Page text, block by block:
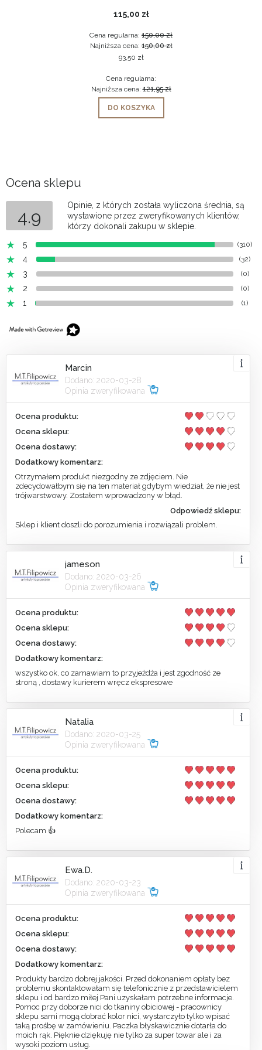
115,00 zł
Cena regularna: 150,00 zł
Najniższa cena:150,00 zł
93,50 zł
Cena regularna:
Najniższa cena:121,95 zł
DO KOSZYKA
Ocena sklepu
4.9
Opinie, z których została wyliczona średnia, są
wystawione przez zweryfikowanych klientów,
którzy dokonali zakupu w sklepie.
5
(310)
4 (32)
3 (0)
2 (0)
1 (1)
Marcin
Dodano: 2020-03-28
Opinia zweryfikowana
Ocena produktu:
Ocena sklepu:
Ocena dostawy:
Dodatkowy komentarz:
Otrzymałem produkt niezgodny ze zdjęciem. Nie
zdecydowałbym się na ten materiał gdybym wiedział, że nie jest
trójwarstwowy. Zostałem wprowadzony w błąd.
Odpowiedź sklepu:
Sklep i klient doszli do porozumienia i rozwiązali problem.
jameson
Dodano: 2020-03-26
Opinia zweryfikowana
Ocena produktu:
Ocena sklepu:
Ocena dostawy:
Dodatkowy komentarz:
wszystko ok, co zamawiam to przyjeżdża i jest zgodność ze
stroną , dostawy kurierem wręcz ekspresowe
Natalia
Dodano: 2020-03-25
Opinia zweryfikowana
Ocena produktu:
Ocena sklepu:
Ocena dostawy:
Dodatkowy komentarz:
Polecam 👍
Ewa.D.
Dodano: 2020-03-23
Opinia zweryfikowana
Ocena produktu:
Ocena sklepu:
Ocena dostawy:
Dodatkowy komentarz:
Produkty bardzo dobrej jakości. Przed dokonaniem opłaty bez
problemu skontaktowałam się telefonicznie z przedstawicielem
sklepu i od bardzo miłej Pani uzyskałam potrzebne informacje.
Pomoc przy doborze nici do tkaniny obiciowej - pracownicy
sklepu sami mogą dobrać kolor nici, wystarczyło tylko wpisać
taką prośbę w zamówieniu. Paczka błyskawicznie dotarła do
moich rąk. Pięknie dziękuję nie tylko za super towar ale i za
wysoki poziom usług.